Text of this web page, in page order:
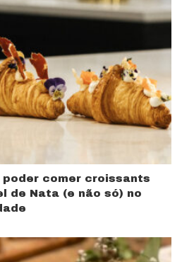
poder comer croissants
de Nata (e não só) no